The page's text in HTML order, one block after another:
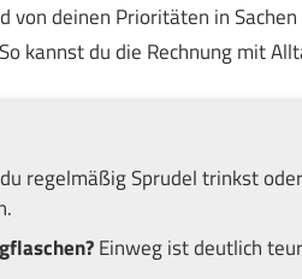
deinen Prioritäten in
kannst du die Rechnung mit
regelmäßig Sprudel trinkst
Einweg ist deutlich